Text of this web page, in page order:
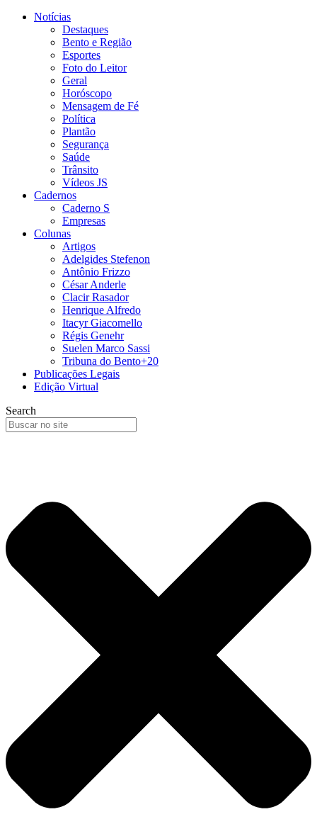
Notícias
Destaques
Bento e Região
Esportes
Foto do Leitor
Geral
Horóscopo
Mensagem de Fé
Política
Plantão
Segurança
Saúde
Trânsito
Vídeos JS
Cadernos
Caderno S
Empresas
Colunas
Artigos
Adelgides Stefenon
Antônio Frizzo
César Anderle
Clacir Rasador
Henrique Alfredo
Itacyr Giacomello
Régis Genehr
Suelen Marco Sassi
Tribuna do Bento+20
Publicações Legais
Edição Virtual
Search